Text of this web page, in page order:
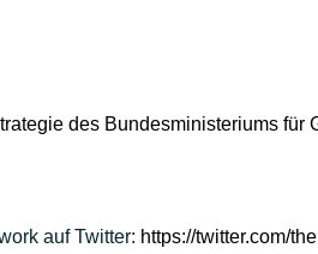
des Bundesministeriums für
auf Twitter: https://twitter.com/